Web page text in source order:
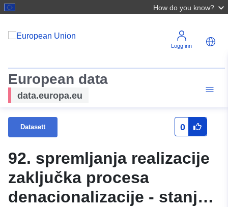
How do you know?
Logg inn
European data
data.europa.eu
Datasett 0
92. spremljanja realizacije
zaključka procesa
denacionalizacije - stanje